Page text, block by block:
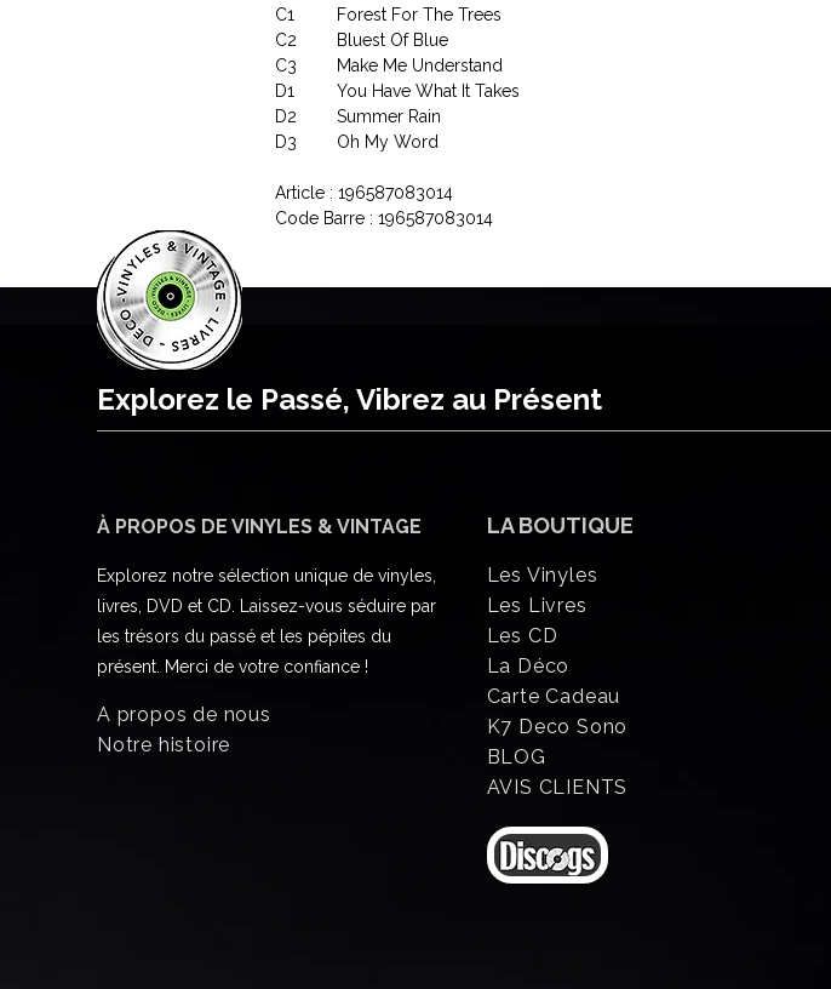
C1
Forest For The Trees
C2
Bluest Of Blue
C3
Make Me Understand
D1
You Have What It Takes
D2
Summer Rain
D3
Oh My Word
Article : 196587083014
Code Barre : 196587083014
Explorez le Passé, Vibrez au Présent
À PROPOS DE VINYLES & VINTAGE
Explorez notre sélection unique de vinyles,
livres, DVD et CD. Laissez-vous séduire par
les trésors du passé et les pépites du
présent. Merci de votre confiance !
A propos de nous
Notre histoire
LA BOUTIQUE
Les Vinyles
Les Livres
Les CD
La Déco
Carte Cadeau
K7 Deco Sono
BLOG
AVIS CLIENTS